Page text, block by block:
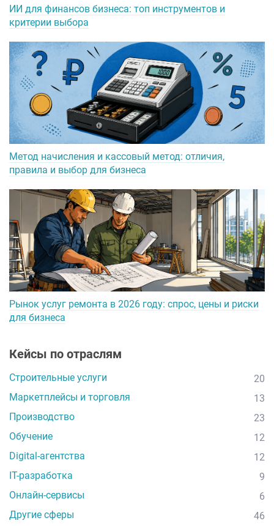
ИИ для финансов бизнеса: топ инструментов и
критерии выбора
Метод начисления и кассовый метод: отличия,
правила и выбор для бизнеса
Рынок услуг ремонта в 2026 году: спрос, цены и риски
для бизнеса
Кейсы по отраслям
Строительные услуги
20
Маркетплейсы и торговля
13
Производство
23
Обучение
12
Digital-агентства
12
IT-разработка
9
Онлайн-сервисы
6
Другие сферы
46